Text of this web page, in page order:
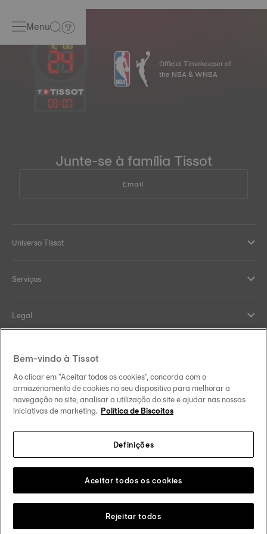
Menu
03:08
Official Timekeeper of
the NBA & WNBA
Junte-se à família Tissot
Email
Universo Tissot
Serviços
Legal
Help and contacts
Our commitments
Follow us on social media
Change country Tissot Copyrights 2026
Bem-vindo à Tissot
Ao clicar em "Aceitar todos os cookies", concorda com o
armazenamento de cookies no seu dispositivo para melhorar a
navegação no site, analisar a utilização do site e ajudar nas nossas
iniciativas de marketing. Política de Biscoitos
Definições
Rejeitar todos
Aceitar todos os cookies